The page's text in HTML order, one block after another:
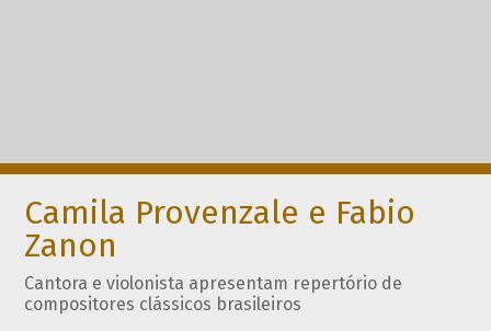
Camila Provenzale e Fabio
Zanon
Cantora e violonista apresentam repertório de
compositores clássicos brasileiros